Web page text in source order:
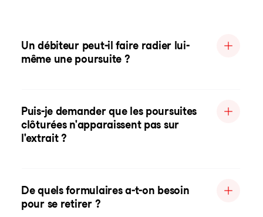
Un débiteur peut-il faire radier lui-
même une poursuite ?
Puis-je demander que les poursuites
clôturées n'apparaissent pas sur
l'extrait ?
De quels formulaires a-t-on besoin
pour se retirer ?